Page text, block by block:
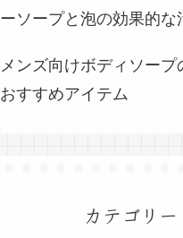
ーソープと泡の効果的な
メンズ向けボディソープ
おすすめアイテム
カテゴリー